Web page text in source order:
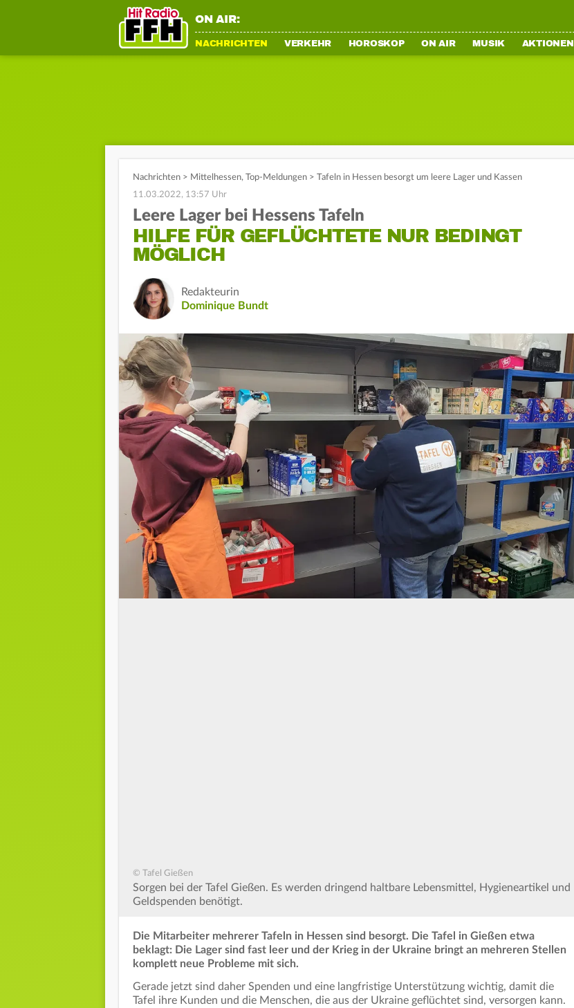
ON AIR:
NACHRICHTEN VERKEHR HOROSKOP ON AIR MUSIK AKTIONEN
Nachrichten > Mittelhessen, Top-Meldungen > Tafeln in Hessen besorgt um leere Lager und Kassen
11.03.2022, 13:57 Uhr
Leere Lager bei Hessens Tafeln
HILFE FÜR GEFLÜCHTETE NUR BEDINGT
MÖGLICH
Redakteurin
Dominique Bundt
© Tafel Gießen
Sorgen bei der Tafel Gießen. Es werden dringend haltbare Lebensmittel, Hygieneartikel und
Geldspenden benötigt.
Die Mitarbeiter mehrerer Tafeln in Hessen sind besorgt. Die Tafel in Gießen etwa
beklagt: Die Lager sind fast leer und der Krieg in der Ukraine bringt an mehreren Stellen
komplett neue Probleme mit sich.
Gerade jetzt sind daher Spenden und eine langfristige Unterstützung wichtig, damit die
Tafel ihre Kunden und die Menschen, die aus der Ukraine geflüchtet sind, versorgen kann.